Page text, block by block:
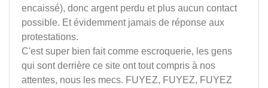
encaissé), donc argent perdu et plus aucun contact
possible. Et évidemment jamais de réponse aux
protestations.
C'est super bien fait comme escroquerie, les gens
qui sont derrière ce site ont tout compris à nos
attentes, nous les mecs. FUYEZ, FUYEZ, FUYEZ